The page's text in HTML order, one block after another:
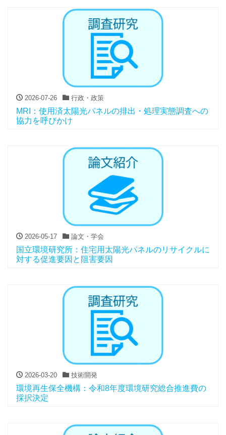
2026-07-26 行政・政策
MRI：使用済太陽光パネルの排出・処理実態調査への
協力を呼びかけ
2026-05-17 論文・学会
国立環境研究所：住宅用太陽光パネルのリサイクルに
対する促進要因と阻害要因
2026-03-20 技術開発
環境再生保全機構：令和8年度環境研究総合推進費の
採択決定